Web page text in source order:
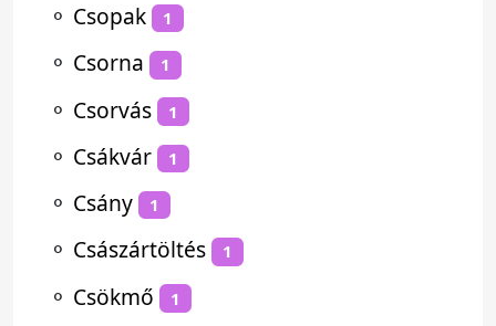
⚬ Csopak 1
⚬ Csorna 1
⚬ Csorvás 1
⚬ Csákvár 1
⚬ Csány 1
⚬ Császártöltés 1
⚬ Csökmő 1